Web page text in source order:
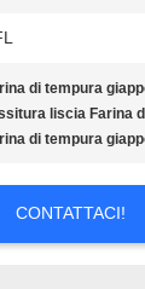
di tempura
liscia Farina
di tempura
CONTATTACI!